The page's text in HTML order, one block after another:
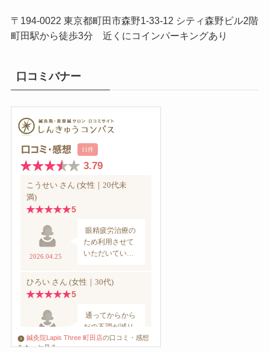
〒194-0022 東京都町田市森野1-33-12 シティ森野ビル2階
町田駅から徒歩3分 近くにコインパーキングあり
口コミバナー
鍼灸院Lapis Three 町田店の口コミ・感想
をもっと見る